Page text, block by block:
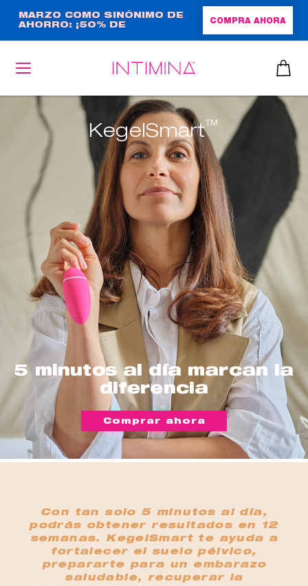
contenido
principal
MARZO COMO SINÓNIMO DE
AHORRO: ¡50% DE
TAMAÑO NORMAL!
COMPRA AHORA
5 minutos al día marcan la
diferencia
KegelSmart™
Comprar ahora
Con tan solo 5 minutos al día,
podrás obtener resultados en 12
semanas. KegelSmart te ayuda a
fortalecer el suelo pélvico,
prepararte para un embarazo
saludable, recuperar la